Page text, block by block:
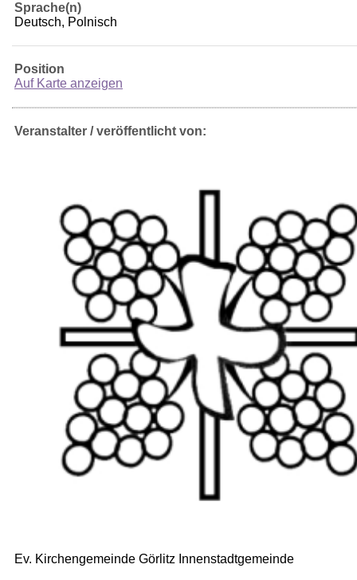
Sprache(n)
Deutsch, Polnisch
Position
Auf Karte anzeigen
Veranstalter / veröffentlicht von:
Ev. Kirchengemeinde Görlitz Innenstadtgemeinde